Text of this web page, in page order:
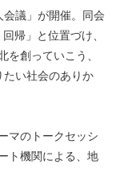
議」が開催。同会
帰」と位置づけ、
を創っていこう、
い社会のありか
マのトークセッシ
ト機関による、地